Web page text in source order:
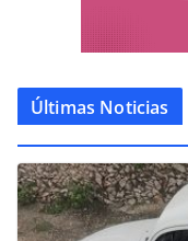
Últimas Noticias